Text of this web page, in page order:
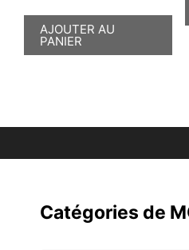
AJOUTER AU
PANIER
Catégories de